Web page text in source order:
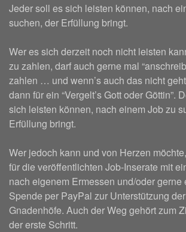
Jeder soll es sich leisten können, nach
suchen, der Erfüllung bringt.
Wer es sich derzeit noch nicht leisten
zu zahlen, darf auch gerne mal
zahlen … und wenn’s auch das nicht
dann für ein “Vergelt’s Gott oder Göttin”.
sich leisten können, nach einem Job zu
Erfüllung bringt.
Wer jedoch kann und von Herzen
für die veröffentlichten Job-Inserate mit
nach eigenem Ermessen und/oder gerne
Spende per PayPal zur Unterstützung
Gnadenhöfe. Auch der Weg gehört zum
der erste Schritt.